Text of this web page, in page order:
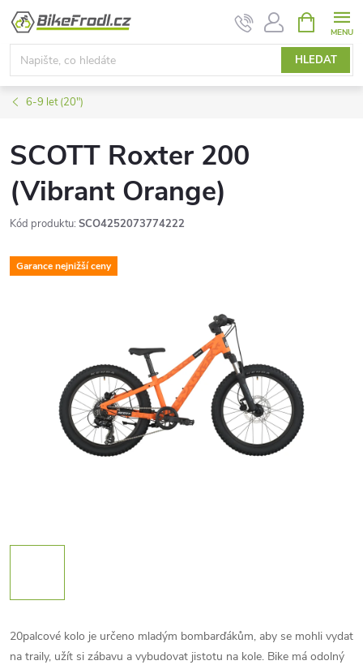
Přejít
obsah
HLEDAT
NÁKUPNÍ
KOŠÍK
6-9 let (20")
SCOTT Roxter 200
(Vibrant Orange)
Kód produktu: SCO4252073774222
Garance nejnižší ceny
20palcové kolo je určeno mladým bombarďákům, aby se mohli vydat
na traily, užít si zábavu a vybudovat jistotu na kole. Bike má odolný